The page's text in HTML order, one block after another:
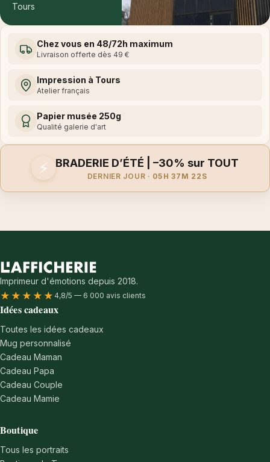
Tours
Chez vous en 48/72h maximum
Livraison offerte dès 49 €
Impression à Tours
Atelier français
Papier musée 250g
Qualité galerie d'art
⚡ BRADERIE D’ÉTÉ | –30% sur TOUT
DERNIER JOUR · 05H 37M 22S
Imprimeur d'émotions depuis 2018.
★★★★★ 4,8/5 — 6 000 avis clients
Idées cadeaux
Toutes les idées cadeaux
Mug personnalisé
Cadeau Maman
Cadeau Papa
Cadeau Couple
Cadeau Mamie
Boutique
Tous les portraits